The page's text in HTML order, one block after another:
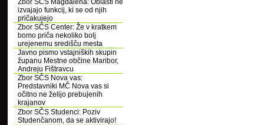
Zbor SČS Magdalena: Oblasti ne
izvajajo funkcij, ki se od njih
pričakujejo
Zbor SČS Center: Že v kratkem
bomo priča nekoliko bolj
urejenemu središču mesta
Javno pismo vstajniških skupin
županu Mestne občine Maribor,
Andreju Fištravcu
Zbor SČS Nova vas:
Predstavniki MČ Nova vas si
očitno ne želijo prebujenih
krajanov
Zbor SČS Studenci: Poziv
Studenčanom, da se aktivirajo!